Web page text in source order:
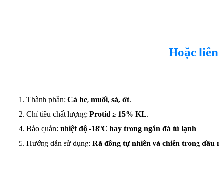
Hoặc
1. Thành phần: Cá he, muối, sả, ớt.
2. Chỉ tiêu chất lượng: Protid ≥ 15% KL.
4. Bảo quản: nhiệt độ -18ºC hay trong ngăn đá tủ lạnh.
5. Hướng dẫn sử dụng: Rã đông tự nhiên và chiên trong dầu